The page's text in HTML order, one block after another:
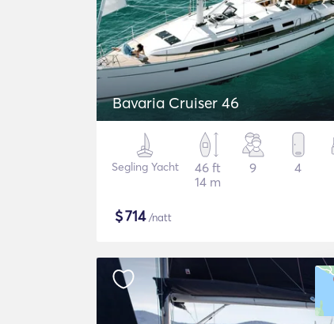
Bavaria Cruiser 46
Segling Yacht
46 ft
14 m
9 4
$714/natt